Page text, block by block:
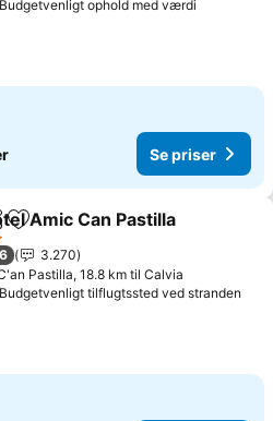
Budgetvenligt ophold med værdi
Se priser
Føj til favoritter
Amic Can Pastilla
3.270
Pastilla, 18.8 km til Calvia
Budgetvenligt tilflugtssted ved stranden